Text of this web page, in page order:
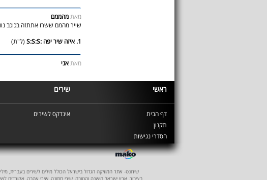
מאתמהממם
שייר מהמם ששרו אתתזה בכוכב
1. איזה שיר יפה :S:S:S
(ל"ת)
מאתאני
ראשי שירים
דף הבית
תקנון
הסדרי נגישות
אינדקס לשירים
שירונט- אתר המוזיקה הגדול בישראל הכולל מילים לשירים בעברית,
בציבור, ארץ ישראל הישנה והטובה, שירי חתונה, שירי אהבה, אקורדים